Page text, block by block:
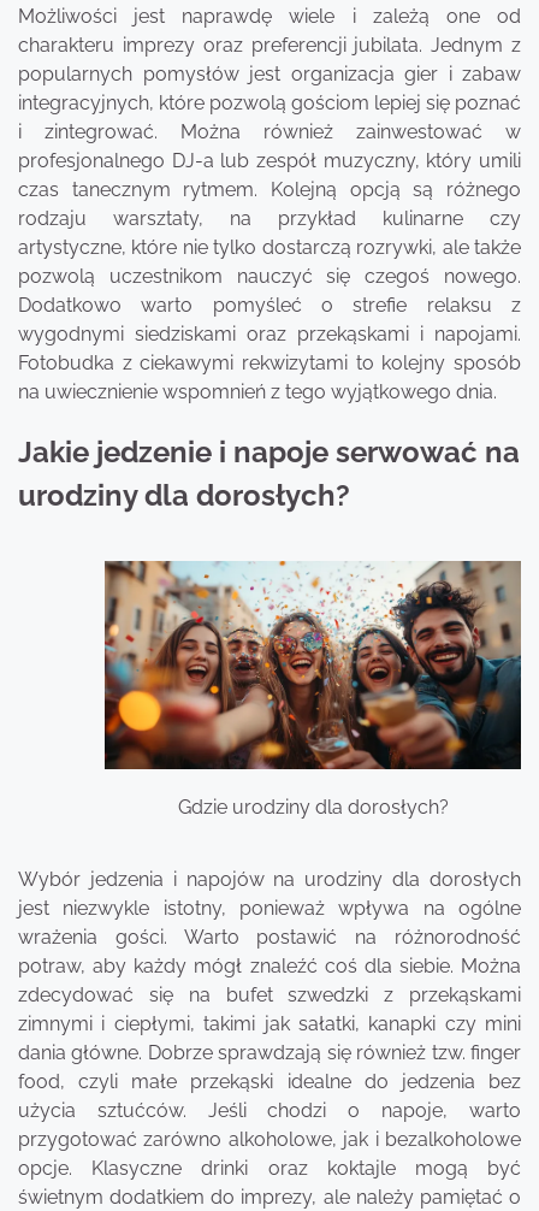
Możliwości jest naprawdę wiele i zależą one od
charakteru imprezy oraz preferencji jubilata. Jednym z
popularnych pomysłów jest organizacja gier i zabaw
integracyjnych, które pozwolą gościom lepiej się poznać
i zintegrować. Można również zainwestować w
profesjonalnego DJ-a lub zespół muzyczny, który umili
czas tanecznym rytmem. Kolejną opcją są różnego
rodzaju warsztaty, na przykład kulinarne czy
artystyczne, które nie tylko dostarczą rozrywki, ale także
pozwolą uczestnikom nauczyć się czegoś nowego.
Dodatkowo warto pomyśleć o strefie relaksu z
wygodnymi siedziskami oraz przekąskami i napojami.
Fotobudka z ciekawymi rekwizytami to kolejny sposób
na uwiecznienie wspomnień z tego wyjątkowego dnia.
Jakie jedzenie i napoje serwować na
urodziny dla dorosłych?
Gdzie urodziny dla dorosłych?
Wybór jedzenia i napojów na urodziny dla dorosłych
jest niezwykle istotny, ponieważ wpływa na ogólne
wrażenia gości. Warto postawić na różnorodność
potraw, aby każdy mógł znaleźć coś dla siebie. Można
zdecydować się na bufet szwedzki z przekąskami
zimnymi i ciepłymi, takimi jak sałatki, kanapki czy mini
dania główne. Dobrze sprawdzają się również tzw. finger
food, czyli małe przekąski idealne do jedzenia bez
użycia sztućców. Jeśli chodzi o napoje, warto
przygotować zarówno alkoholowe, jak i bezalkoholowe
opcje. Klasyczne drinki oraz koktajle mogą być
świetnym dodatkiem do imprezy, ale należy pamiętać o